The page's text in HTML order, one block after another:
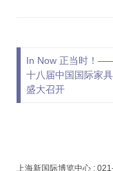
文章导航
In Now 正当时！
十八届中国国际家
盛大召开
上海新国际博览中心 :